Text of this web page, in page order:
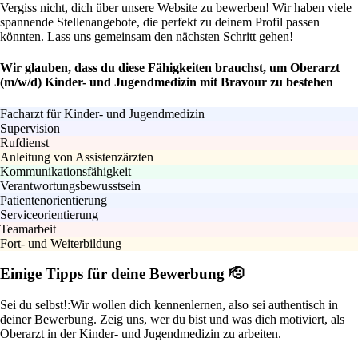
Vergiss nicht, dich über unsere Website zu bewerben! Wir haben viele
spannende Stellenangebote, die perfekt zu deinem Profil passen
könnten. Lass uns gemeinsam den nächsten Schritt gehen!
Wir glauben, dass du diese Fähigkeiten brauchst, um Oberarzt
(m/w/d) Kinder- und Jugendmedizin mit Bravour zu bestehen
Facharzt für Kinder- und Jugendmedizin
Supervision
Rufdienst
Anleitung von Assistenzärzten
Kommunikationsfähigkeit
Verantwortungsbewusstsein
Patientenorientierung
Serviceorientierung
Teamarbeit
Fort- und Weiterbildung
Einige Tipps für deine Bewerbung 🫡
Sei du selbst!:Wir wollen dich kennenlernen, also sei authentisch in
deiner Bewerbung. Zeig uns, wer du bist und was dich motiviert, als
Oberarzt in der Kinder- und Jugendmedizin zu arbeiten.